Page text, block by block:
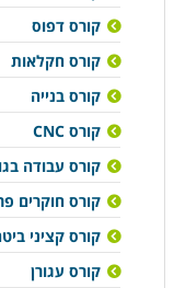
קורס דפוס
קורס חקלאות
קורס בנייה
קורס CNC
קורס עבודה
קורס חוקרים
קורס קציני
קורס עגורן